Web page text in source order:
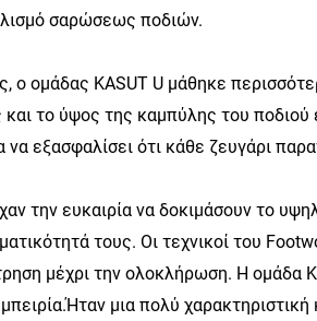
σαρώσεως ποδιών.
ο ομάδας KASUT U μάθηκε
και το ύψος της καμπύλης του
εξασφαλίσει ότι κάθε ζευγάρι
την ευκαιρία να δοκιμάσουν το
τους. Οι τεχνικοί του
μέχρι την ολοκλήρωση. Η ομάδα
μια πολύ χαρακτηριστική